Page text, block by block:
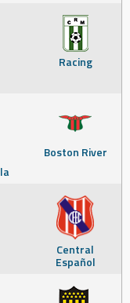
Racing
Boston River
Central
Español